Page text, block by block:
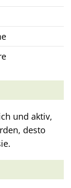
und aktiv,
desto